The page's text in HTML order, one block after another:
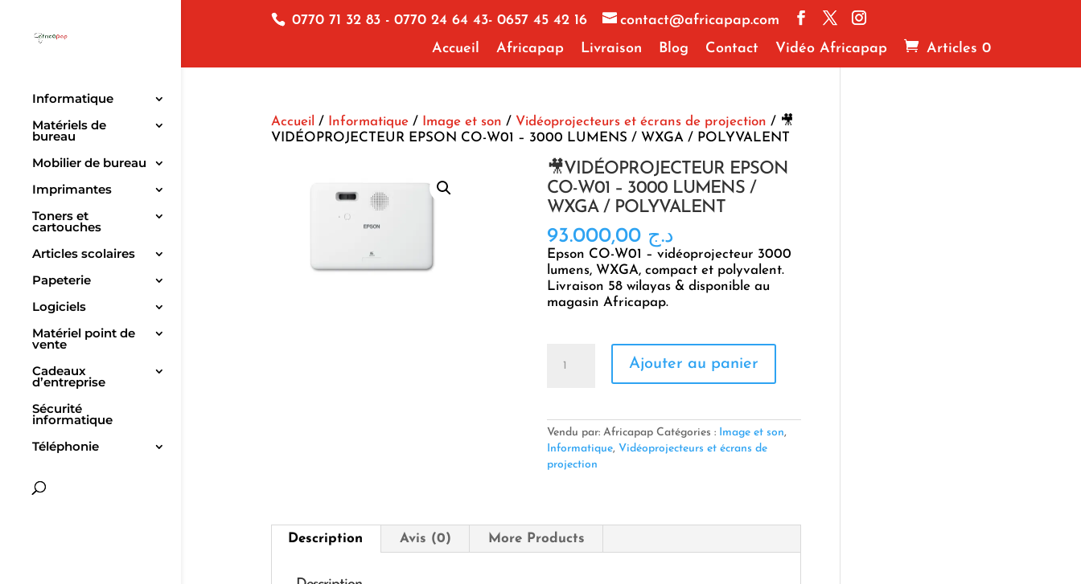
0770 71 32 83 - 0770 24 64 43- 0657 45 42 16
contact@africapap.com
Accueil
Africapap Livraison Blog Contact Vidéo Africapap Articles 0
Informatique
Matériels de
bureau
Mobilier de bureau
Imprimantes
Toners et
cartouches
Articles scolaires
Papeterie
Logiciels
Matériel point de
vente
Cadeaux
d’entreprise
Sécurité
informatique
Téléphonie
Accueil / Informatique/ Image et son / Vidéoprojecteurs et écrans de projection / 🎥
VIDÉOPROJECTEUR EPSON CO-W01 – 3000 LUMENS / WXGA / POLYVALENT
🎥VIDÉOPROJECTEUR EPSON
CO-W01 – 3000 LUMENS /
WXGA / POLYVALENT
د.ج 93.000,00
Epson CO-W01 – vidéoprojecteur 3000
lumens, WXGA, compact et polyvalent.
Livraison 58 wilayas & disponible au
magasin Africapap.
CO-
W01
–
WXGA
/
Ajouter au panier
Vendu par: Africapap Catégories : Image et son,
Informatique, Vidéoprojecteurs et écrans de
projection
Description Avis (0) More Products